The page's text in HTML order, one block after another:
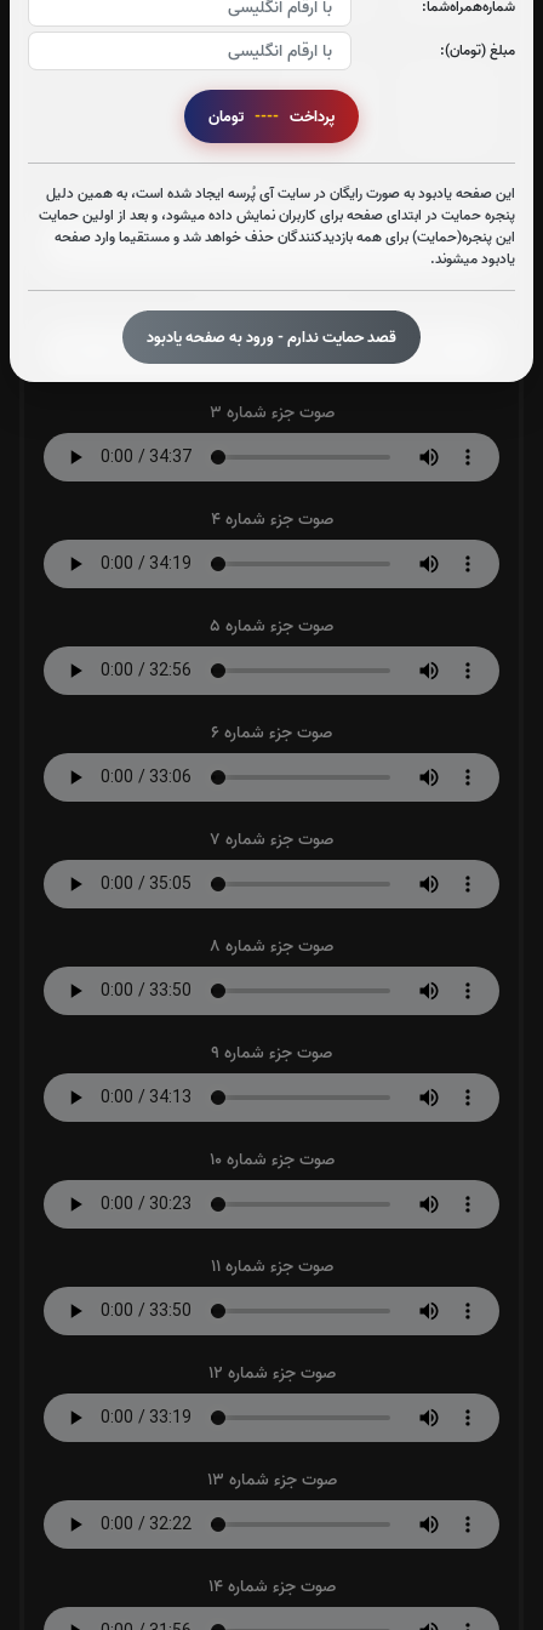
شماره‌همراه‌شما:
مبلغ (تومان):
پرداخت ----
این صفحه یادبود به صورت رایگان در سایت آی پُرسه ایجاد شده است، به همین دلیل
پنجره حمایت در ابتدای صفحه برای کاربران نمایش داده میشود، و بعد از اولین حمایت
این پنجره(حمایت) برای همه بازدیدکنندگان حذف خواهد شد و مستقیما وارد صفحه
یادبود میشوند.
قصد حمایت ندارم - ورود به صفحه یادبود
جزء 30
بار
صوت جزء شماره 1
صوت جزء شماره 2
صوت جزء شماره 3
صوت جزء شماره 4
صوت جزء شماره 5
صوت جزء شماره 6
صوت جزء شماره 7
صوت جزء شماره 8
صوت جزء شماره 9
صوت جزء شماره 10
صوت جزء شماره 11
صوت جزء شماره 12
صوت جزء شماره 13
صوت جزء شماره 14